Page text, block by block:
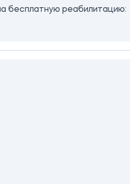
бесплатную реабилитацию: